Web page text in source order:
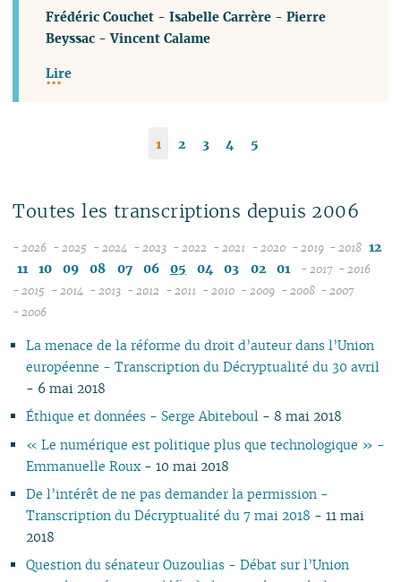
Frédéric Couchet -Isabelle Carrère -Pierre
Beyssac -Vincent Calame
Lire
1 2 3 4 5
Toutes les transcriptions depuis 2006
- 2026
08
04
03
02
01
- 2025
12
08
07
06
05
03
02
01
- 2024
12
08
07
05
03
02
01
- 2023
12
08
07
05
03
02
01
- 2022
12
08
07
05
03
02
01
- 2021
12
08
07
05
03
01
- 2020
08
07
05
03
01
- 2019
08
07
05
03
- 2018 12
11
10 09 08 07 06 05 04 03 02 01 - 2017
09
08
06
04
01
- 2016
08
- 2015
10
09
08
07
05
04
03
02
- 2014
10
09
08
07
04
03
02
- 2013
09
08
02
- 2012
09
08
06
03
01
- 2011
10
09
07
05
04
03
- 2010
10
09
07
05
03
02
- 2009 - 2008
10
06
- 2007
- 2006
La menace de la réforme du droit d’auteur dans l’Union
européenne - Transcription du Décryptualité du 30 avril
- 6 mai 2018
Éthique et données - Serge Abiteboul- 8 mai 2018
« Le numérique est politique plus que technologique » -
Emmanuelle Roux- 10 mai 2018
De l’intérêt de ne pas demander la permission -
Transcription du Décryptualité du 7 mai 2018 - 11 mai
2018
Question du sénateur Ouzoulias - Débat sur l’Union